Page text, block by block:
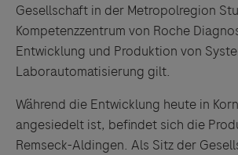
Gesellschaft in der Metropolregion
Kompetenzzentrum von Roche
Entwicklung und Produktion von
Laborautomatisierung gilt.
Während die Entwicklung heute in
angesiedelt ist, befindet sich die
Remseck-Aldingen. Als Sitz der